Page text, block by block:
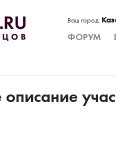
Ваш город:
ФОРУМ
описание